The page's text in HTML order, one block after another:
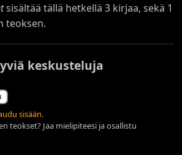
sisältää tällä hetkellä 3 kirjaa, sekä 1
teoksen.
keskusteluja
sisään.
teokset? Jaa mielipiteesi ja osallistu